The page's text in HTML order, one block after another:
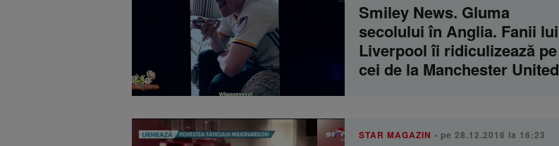
Smiley News. Gluma
secolului în Anglia. Fanii lui
Liverpool îi ridiculizează pe
cei de la Manchester United
STAR MAGAZIN • pe 28.12.2016 la 16:23